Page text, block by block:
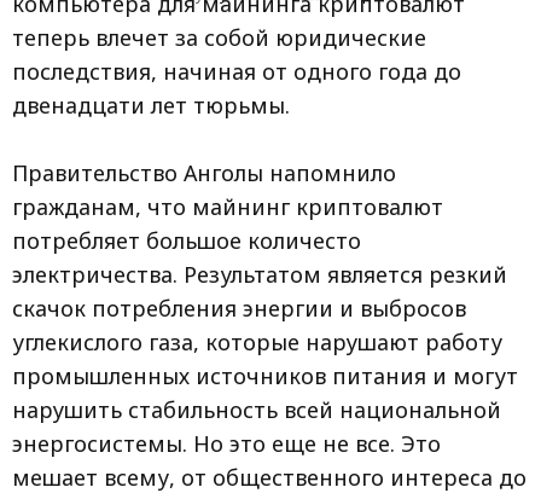
теперь влечет за собой юридические
последствия, начиная от одного года до
двенадцати лет тюрьмы.
Правительство Анголы напомнило
гражданам, что майнинг криптовалют
потребляет большое количесто
электричества. Результатом является резкий
скачок потребления энергии и выбросов
углекислого газа, которые нарушают работу
промышленных источников питания и могут
нарушить стабильность всей национальной
энергосистемы. Но это еще не все. Это
мешает всему, от общественного интереса до